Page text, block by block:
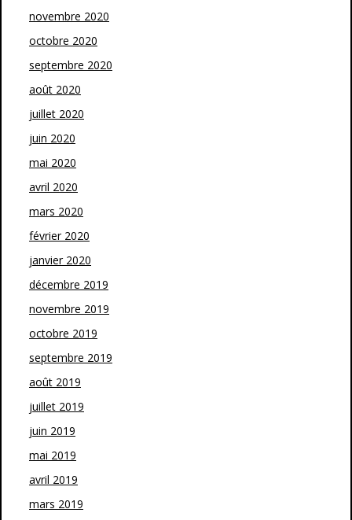
novembre 2020
octobre 2020
septembre 2020
août 2020
juillet 2020
juin 2020
mai 2020
avril 2020
mars 2020
février 2020
janvier 2020
décembre 2019
novembre 2019
octobre 2019
septembre 2019
août 2019
juillet 2019
juin 2019
mai 2019
avril 2019
mars 2019